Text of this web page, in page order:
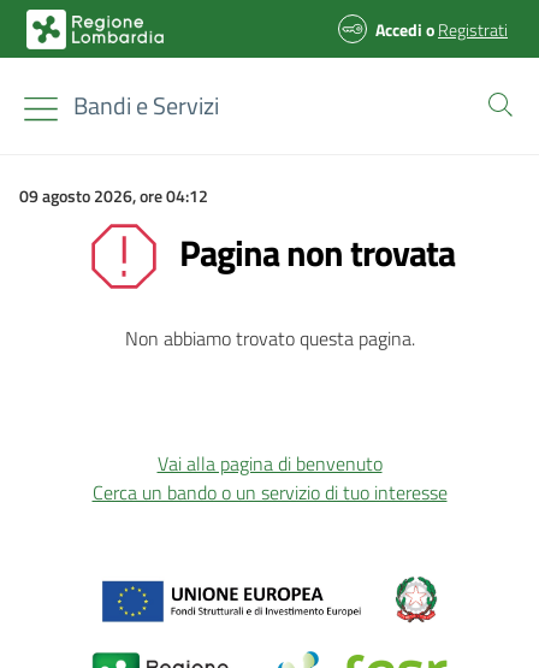
AccedioRegistrati
Bandi e Servizi
09 agosto 2026, ore 04:12
Pagina non trovata
Non abbiamo trovato questa pagina.
Vai alla pagina di benvenuto
Cerca un bando o un servizio di tuo interesse